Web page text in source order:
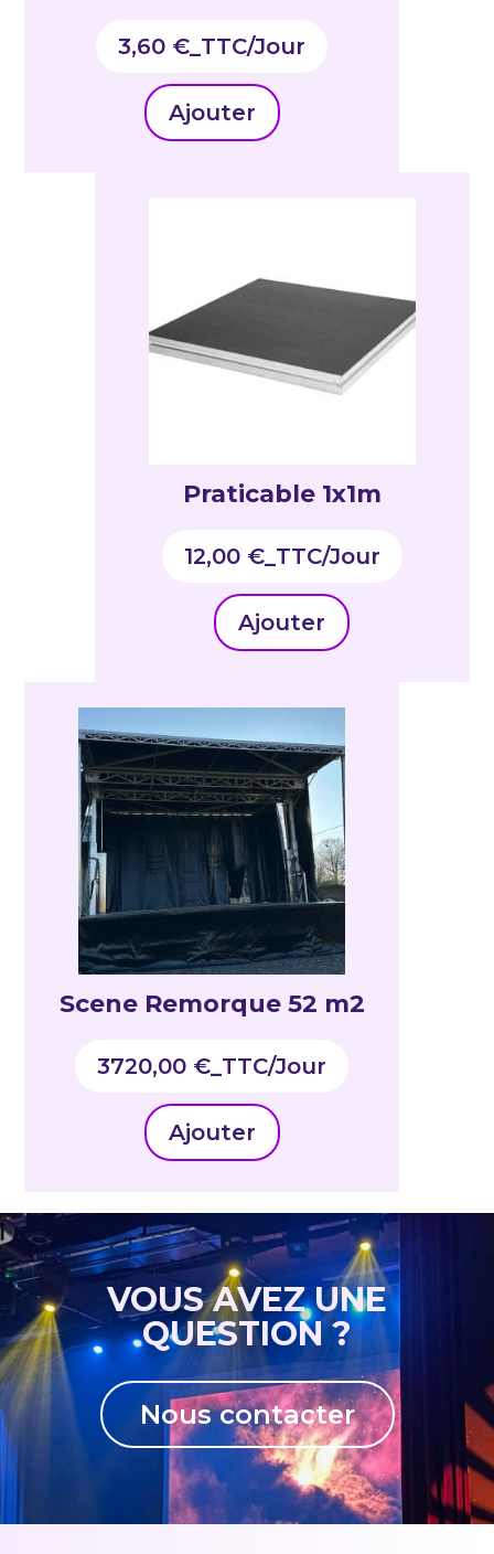
3,60 €_TTC
Ajouter
Praticable 1x1m
12,00 €_TTC
Ajouter
Scene Remorque 52 m2
3720,00 €_TTC
Ajouter
VOUS AVEZ UNE
QUESTION ?
Nous contacter